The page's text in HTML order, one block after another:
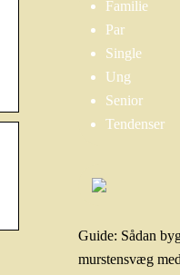
Familie
Par
Single
Ung
Senior
Tendenser
Guide: Sådan
murstensvæg